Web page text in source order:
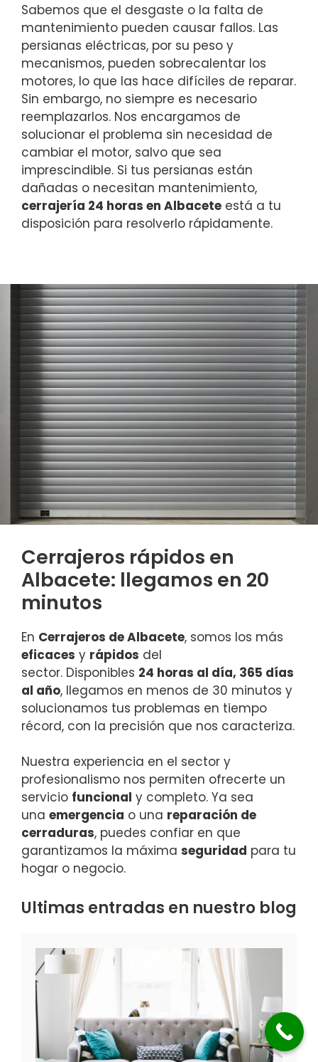
Sabemos que el desgaste o la falta de
mantenimiento pueden causar fallos. Las
persianas eléctricas, por su peso y
mecanismos, pueden sobrecalentar los
motores, lo que las hace difíciles de reparar.
Sin embargo, no siempre es necesario
reemplazarlos. Nos encargamos de
solucionar el problema sin necesidad de
cambiar el motor, salvo que sea
imprescindible. Si tus persianas están
dañadas o necesitan mantenimiento,
cerrajería 24 horas en Albacete está a tu
disposición para resolverlo rápidamente.
Cerrajeros rápidos en
Albacete: llegamos en 20
minutos
En Cerrajeros de Albacete, somos los más
eficaces y rápidos del
sector. Disponibles 24 horas al día, 365 días
al año, llegamos en menos de 30 minutos y
solucionamos tus problemas en tiempo
récord, con la precisión que nos caracteriza.
Nuestra experiencia en el sector y
profesionalismo nos permiten ofrecerte un
servicio funcional y completo. Ya sea
una emergencia o una reparación de
cerraduras, puedes confiar en que
garantizamos la máxima seguridad para tu
hogar o negocio.
Ultimas entradas en nuestro blog